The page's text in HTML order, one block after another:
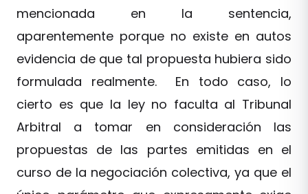
mencionada en la sentencia,
aparentemente porque no existe en autos
evidencia de que tal propuesta hubiera sido
formulada realmente. En todo caso, lo
cierto es que la ley no faculta al Tribunal
Arbitral a tomar en consideración las
propuestas de las partes emitidas en el
curso de la negociación colectiva, ya que el